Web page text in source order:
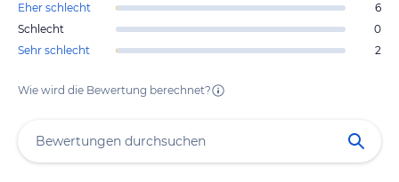
Eher schlecht
6
Schlecht
0
Sehr schlecht
2
Wie wird die Bewertung berechnet?